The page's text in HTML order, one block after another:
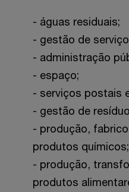
- águas residuais;
- gestão de
- administração
- espaço;
- serviços postais
- gestão de
- produção,
produtos químicos;
- produção,
produtos